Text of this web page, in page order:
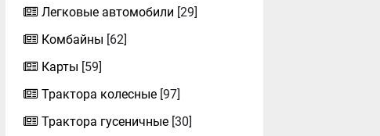
Легковые автомобили [29]
Комбайны [62]
Карты [59]
Трактора колесные [97]
Трактора гусеничные [30]